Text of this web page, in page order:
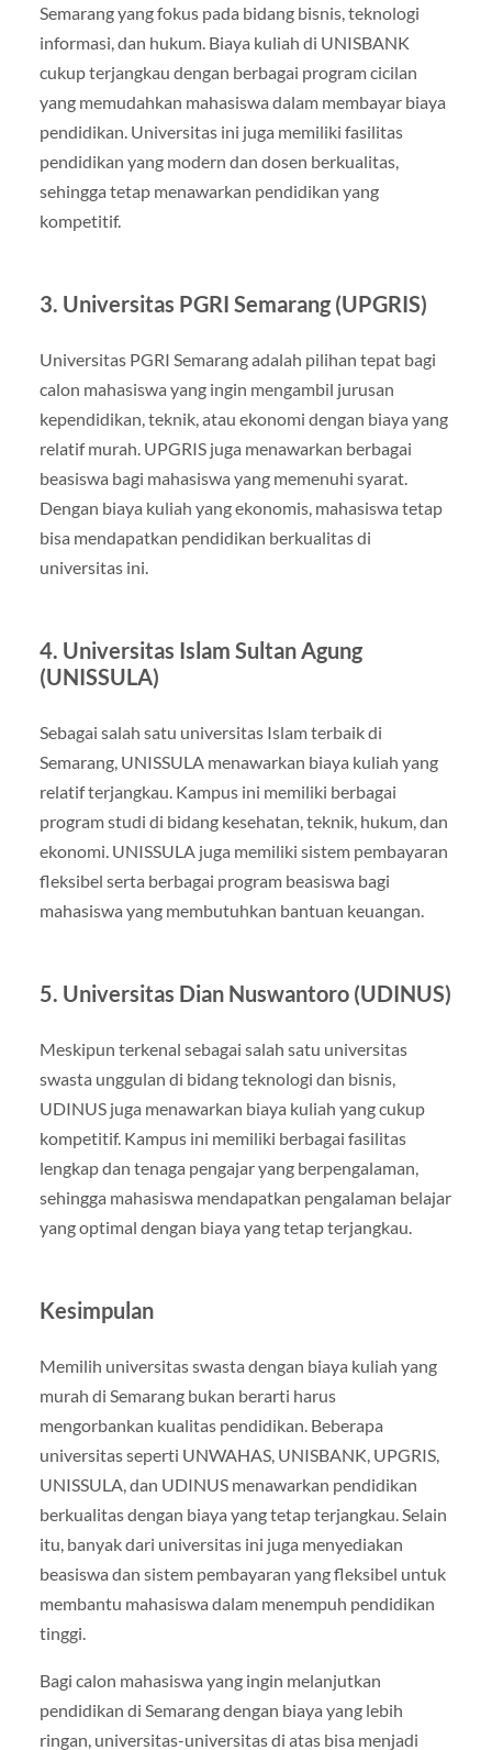
Semarang yang fokus pada bidang bisnis, teknologi
informasi, dan hukum. Biaya kuliah di UNISBANK
cukup terjangkau dengan berbagai program cicilan
yang memudahkan mahasiswa dalam membayar biaya
pendidikan. Universitas ini juga memiliki fasilitas
pendidikan yang modern dan dosen berkualitas,
sehingga tetap menawarkan pendidikan yang
kompetitif.
3. Universitas PGRI Semarang (UPGRIS)
Universitas PGRI Semarang adalah pilihan tepat bagi
calon mahasiswa yang ingin mengambil jurusan
kependidikan, teknik, atau ekonomi dengan biaya yang
relatif murah. UPGRIS juga menawarkan berbagai
beasiswa bagi mahasiswa yang memenuhi syarat.
Dengan biaya kuliah yang ekonomis, mahasiswa tetap
bisa mendapatkan pendidikan berkualitas di
universitas ini.
4. Universitas Islam Sultan Agung
(UNISSULA)
Sebagai salah satu universitas Islam terbaik di
Semarang, UNISSULA menawarkan biaya kuliah yang
relatif terjangkau. Kampus ini memiliki berbagai
program studi di bidang kesehatan, teknik, hukum, dan
ekonomi. UNISSULA juga memiliki sistem pembayaran
fleksibel serta berbagai program beasiswa bagi
mahasiswa yang membutuhkan bantuan keuangan.
5. Universitas Dian Nuswantoro (UDINUS)
Meskipun terkenal sebagai salah satu universitas
swasta unggulan di bidang teknologi dan bisnis,
UDINUS juga menawarkan biaya kuliah yang cukup
kompetitif. Kampus ini memiliki berbagai fasilitas
lengkap dan tenaga pengajar yang berpengalaman,
sehingga mahasiswa mendapatkan pengalaman belajar
yang optimal dengan biaya yang tetap terjangkau.
Kesimpulan
Memilih universitas swasta dengan biaya kuliah yang
murah di Semarang bukan berarti harus
mengorbankan kualitas pendidikan. Beberapa
universitas seperti UNWAHAS, UNISBANK, UPGRIS,
UNISSULA, dan UDINUS menawarkan pendidikan
berkualitas dengan biaya yang tetap terjangkau. Selain
itu, banyak dari universitas ini juga menyediakan
beasiswa dan sistem pembayaran yang fleksibel untuk
membantu mahasiswa dalam menempuh pendidikan
tinggi.
Bagi calon mahasiswa yang ingin melanjutkan
pendidikan di Semarang dengan biaya yang lebih
ringan, universitas-universitas di atas bisa menjadi